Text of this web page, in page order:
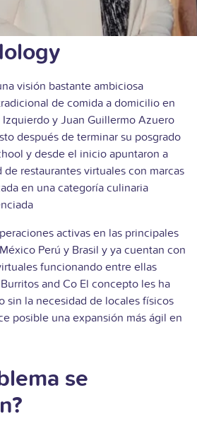
visión bastante ambiciosa
de comida a domicilio en
y Juan Guillermo Azuero
después de terminar su posgrado
y desde el inicio apuntaron a
restaurantes virtuales con marcas
en una categoría culinaria
activas en las principales
Perú y Brasil y ya cuentan con
funcionando entre ellas
and Co El concepto les ha
sin la necesidad de locales físicos
posible una expansión más ágil en
se